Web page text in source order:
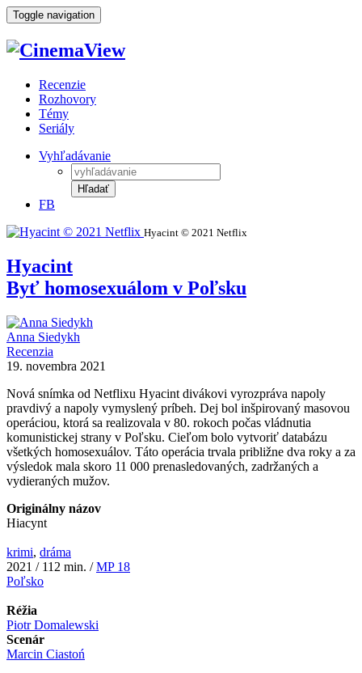
Toggle navigation
Recenzie
Rozhovory
Témy
Seriály
Vyhľadávanie
Hľadať
FB
Hyacint © 2021 Netflix
Hyacint
Byť homosexuálom v Poľsku
Anna Siedykh
Recenzia
19. novembra 2021
Nová snímka od Netflixu Hyacint divákovi vyrozpráva napoly
pravdivý a napoly vymyslený príbeh. Dej bol inšpirovaný masovou
operáciou, ktorá sa realizovala v 80. rokoch počas vládnutia
komunistickej strany v Poľsku. Cieľom bolo vytvoriť databázu
všetkých homosexuálov. Táto operácia trvala približne dva roky a za
výsledok mala skoro 11 000 prenasledovaných, zadržaných a
vydieraných mužov.
Originálny názov
Hiacynt
krimi, dráma
2021 / 112 min. /MP 18
Poľsko
Réžia
Piotr Domalewski
Scenár
Marcin Ciastoń